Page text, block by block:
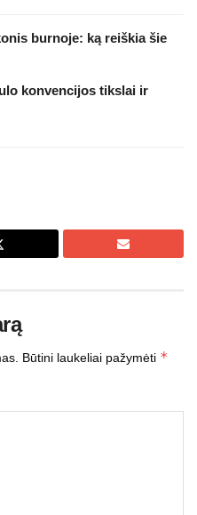
burnoje: ką reiškia šie
konvencijos tikslai ir
Būtini laukeliai pažymėti *